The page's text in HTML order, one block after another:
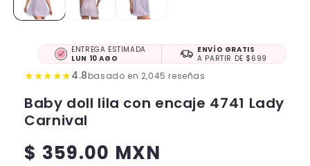
ENTREGA ESTIMADA
LUN 10 AGO
ENVÍO GRATIS
A PARTIR DE $699
★★★★★4.8basado en 2,045 reseñas
Baby doll lila con encaje 4741 Lady
Carnival
Precio
$ 359.00 MXN